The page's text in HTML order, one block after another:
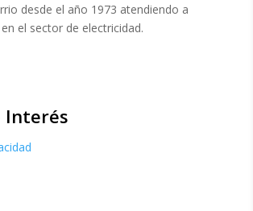
desde el año 1973 atendiendo a
el sector de electricidad.
Interés